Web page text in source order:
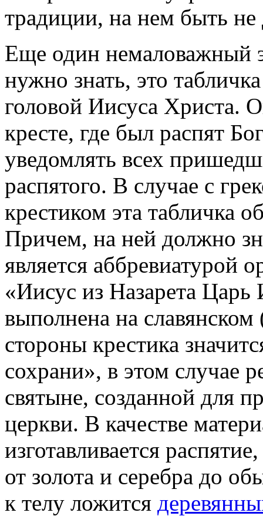
традиции, на нем быть
Еще один немаловажный
нужно знать, это
головой Иисуса Христа.
кресте, где был распят
уведомлять всех
распятого. В случае с
крестиком эта табличка
Причем, на ней должно
является аббревиатурой
«Иисус из Назарета
выполнена на
стороны крестика
сохрани», в этом случае
святыне, созданной для
церкви. В качестве
изготавливается
от золота и серебра до
к телу ложится